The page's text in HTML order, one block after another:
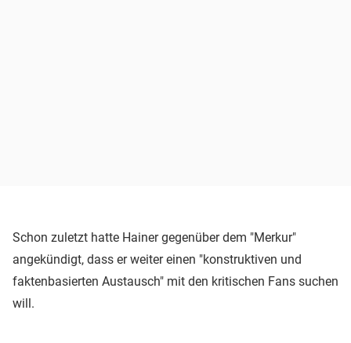
Schon zuletzt hatte Hainer gegenüber dem "Merkur"
angekündigt, dass er weiter einen "konstruktiven und
faktenbasierten Austausch" mit den kritischen Fans suchen
will.